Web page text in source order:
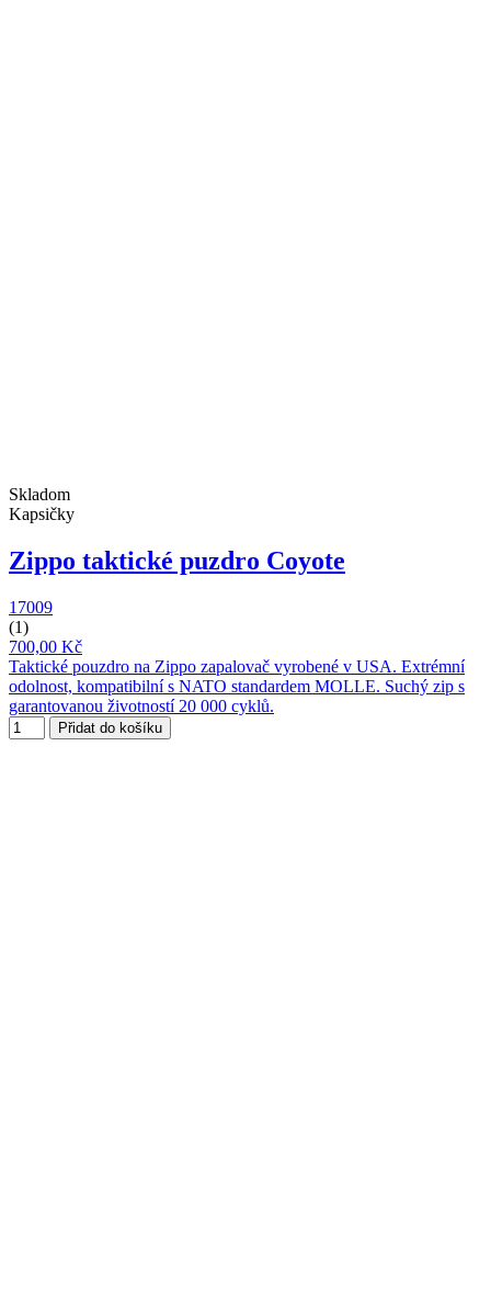
Skladom
Kapsičky
Zippo taktické puzdro Coyote
17009
(1)
700,00 Kč
Taktické pouzdro na Zippo zapalovač vyrobené v USA. Extrémní
odolnost, kompatibilní s NATO standardem MOLLE. Suchý zip s
garantovanou životností 20 000 cyklů.
Přidat do košíku